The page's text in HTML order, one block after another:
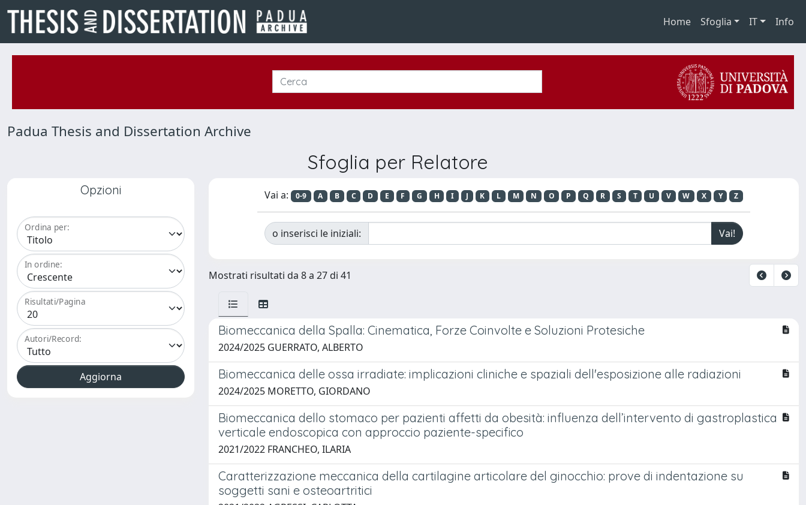
Home Sfoglia IT Info
Padua Thesis and Dissertation Archive
Sfoglia per Relatore
Opzioni
Ordina per:
In ordine:
Risultati/Pagina
Autori/Record:
Vai a: 0-9 A B C D E F G H I J K L M N O P Q R S T U V W X Y Z
o inserisci le iniziali:
Mostrati risultati da 8 a 27 di 41
Biomeccanica della Spalla: Cinematica, Forze Coinvolte e Soluzioni Protesiche
2024/2025 GUERRATO, ALBERTO
Biomeccanica delle ossa irradiate: implicazioni cliniche e spaziali dell'esposizione alle radiazioni
2024/2025 MORETTO, GIORDANO
Biomeccanica dello stomaco per pazienti affetti da obesità: influenza dell’intervento di gastroplastica
verticale endoscopica con approccio paziente-specifico
2021/2022 FRANCHEO, ILARIA
Caratterizzazione meccanica della cartilagine articolare del ginocchio: prove di indentazione su
soggetti sani e osteoartritici